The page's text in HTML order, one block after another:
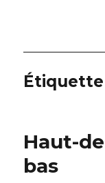
Étiquette
Haut-
bas